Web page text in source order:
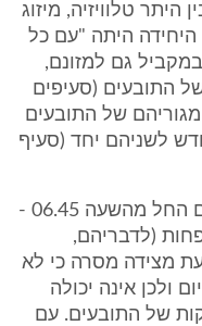
טלוויזיה, מיזוג
היחידה היתה "עם כל
גם למזונם,
התובעים (סעיפים
מגוריהם של התובעים
על כ - 4,000 ₪ לחודש לשניהם יחד (סעיף
ז. ז. התובעים טענו כי עבדו מדי יום החל מהשעה 06.45 -
בבוקר ועד השעה 22:00 לפחות (לדבריהם,
עד 24.00). הנתבעת מצידה מסרה כי לא
ולכן אינה יכולה
של התובעים. עם